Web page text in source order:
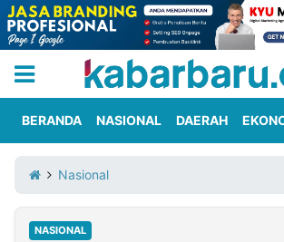
Iklan
Berita
Kami
BERANDA NASIONAL DAERAH
Nasional
NASIONAL